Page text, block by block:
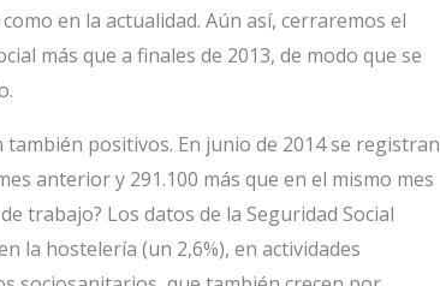
en la actualidad. Aún así, cerraremos el
más que a finales de 2013, de modo que se
positivos. En junio de 2014 se registran
anterior y 291.100 más que en el mismo mes
trabajo? Los datos de la Seguridad Social
la hostelería (un 2,6%), en actividades